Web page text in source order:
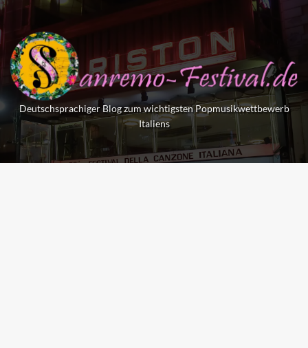
Skip
to
content
Deutschsprachiger Blog zum wichtigsten Popmusikwettbewerb
Italiens